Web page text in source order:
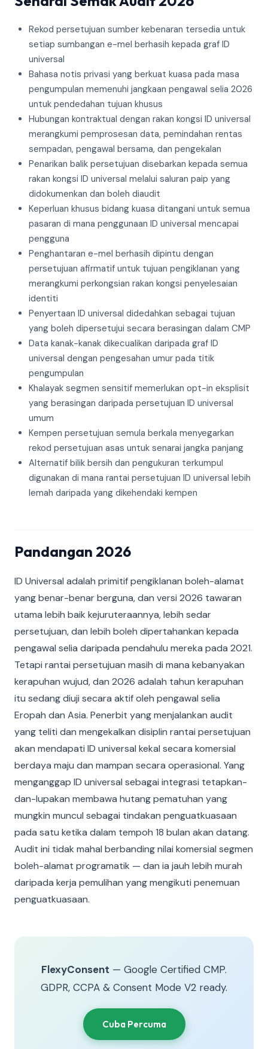
Rekod persetujuan sumber kebenaran tersedia untuk
setiap sumbangan e-mel berhasih kepada graf ID
universal
Bahasa notis privasi yang berkuat kuasa pada masa
pengumpulan memenuhi jangkaan pengawal selia 2026
untuk pendedahan tujuan khusus
Hubungan kontraktual dengan rakan kongsi ID universal
merangkumi pemprosesan data, pemindahan rentas
sempadan, pengawal bersama, dan pengekalan
Penarikan balik persetujuan disebarkan kepada semua
rakan kongsi ID universal melalui saluran paip yang
didokumenkan dan boleh diaudit
Keperluan khusus bidang kuasa ditangani untuk semua
pasaran di mana penggunaan ID universal mencapai
pengguna
Penghantaran e-mel berhasih dipintu dengan
persetujuan afirmatif untuk tujuan pengiklanan yang
merangkumi perkongsian rakan kongsi penyelesaian
identiti
Penyertaan ID universal didedahkan sebagai tujuan
yang boleh dipersetujui secara berasingan dalam CMP
Data kanak-kanak dikecualikan daripada graf ID
universal dengan pengesahan umur pada titik
pengumpulan
Khalayak segmen sensitif memerlukan opt-in eksplisit
yang berasingan daripada persetujuan ID universal
umum
Kempen persetujuan semula berkala menyegarkan
rekod persetujuan asas untuk senarai jangka panjang
Alternatif bilik bersih dan pengukuran terkumpul
digunakan di mana rantai persetujuan ID universal lebih
lemah daripada yang dikehendaki kempen
Pandangan 2026
ID Universal adalah primitif pengiklanan boleh-alamat
yang benar-benar berguna, dan versi 2026 tawaran
utama lebih baik kejuruteraannya, lebih sedar
persetujuan, dan lebih boleh dipertahankan kepada
pengawal selia daripada pendahulu mereka pada 2021.
Tetapi rantai persetujuan masih di mana kebanyakan
kerapuhan wujud, dan 2026 adalah tahun kerapuhan
itu sedang diuji secara aktif oleh pengawal selia
Eropah dan Asia. Penerbit yang menjalankan audit
yang teliti dan mengekalkan disiplin rantai persetujuan
akan mendapati ID universal kekal secara komersial
berdaya maju dan mampan secara operasional. Yang
menganggap ID universal sebagai integrasi tetapkan-
dan-lupakan membawa hutang pematuhan yang
mungkin muncul sebagai tindakan penguatkuasaan
pada satu ketika dalam tempoh 18 bulan akan datang.
Audit ini tidak mahal berbanding nilai komersial segmen
boleh-alamat programatik — dan ia jauh lebih murah
daripada kerja pemulihan yang mengikuti penemuan
penguatkuasaan.
FlexyConsent — Google Certified CMP.
GDPR, CCPA & Consent Mode V2 ready.
Cuba Percuma